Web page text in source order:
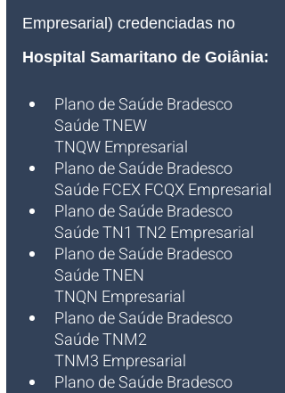
Empresarial) credenciadas no
Hospital Samaritano de Goiânia:
Plano de Saúde Bradesco
Saúde TNEW
TNQW Empresarial
Plano de Saúde Bradesco
Saúde FCEX FCQX Empresarial
Plano de Saúde Bradesco
Saúde TN1 TN2 Empresarial
Plano de Saúde Bradesco
Saúde TNEN
TNQN Empresarial
Plano de Saúde Bradesco
Saúde TNM2
TNM3 Empresarial
Plano de Saúde Bradesco